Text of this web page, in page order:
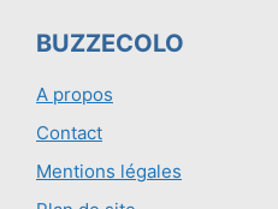
BUZZECOLO
A propos
Contact
Mentions légales